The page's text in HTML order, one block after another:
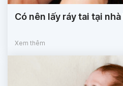
Có nên lấy ráy tai tại
Xem thêm